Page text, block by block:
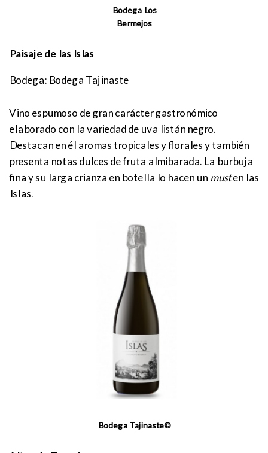
Bodega Los
Bermejos
Paisaje de las Islas
Bodega: Bodega Tajinaste
Vino espumoso de gran carácter gastronómico
elaborado con la variedad de uva listán negro.
Destacan en él aromas tropicales y florales y también
presenta notas dulces de fruta almibarada. La burbuja
fina y su larga crianza en botella lo hacen un musten las
Islas.
Bodega Tajinaste©